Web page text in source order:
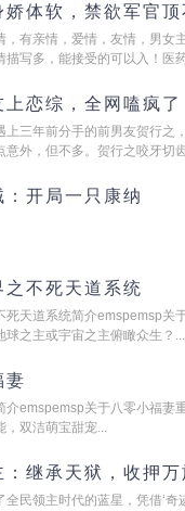
娇体软，禁欲军官顶
，有亲情，爱情，友情，男女
描写多，能接受的可以入！医
上恋综，全网嗑疯了
上三年前分手的前男友贺行之
意外，但不多。贺行之咬牙切
：开局一只康纳
之不死天道系统
死天道系统简介emspemsp关
球之主或宇宙之主俯瞰众生？...
妻
介emspemsp关于八零小福妻
，双洁萌宝甜宠...
：继承天狱，收押万
全民领主时代的蓝星，凭借‘奇